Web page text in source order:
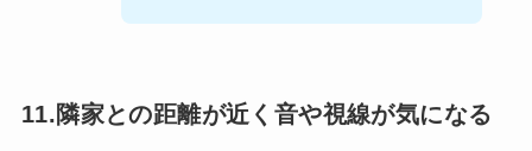
11.隣家との距離が近く音や視線が気になる